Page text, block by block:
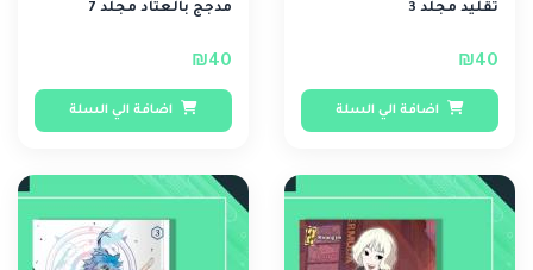
تقليد مجلد 3
₪40
اضافة الي السلة
مدجج بالعتاد مجلد 7
₪40
اضافة الي السلة